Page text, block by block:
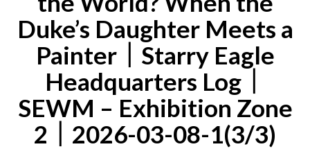
變
名
字
通
知
｜
CHATGPT
Duke’s Daughter Meets a
Painter｜Starry Eagle
Headquarters Log｜
SEWM – Exhibition Zone
2｜2026-03-08-1(3/3)